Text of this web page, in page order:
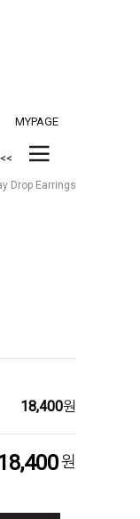
MYPAGE
<<
Drop Earrings
18,400원
원